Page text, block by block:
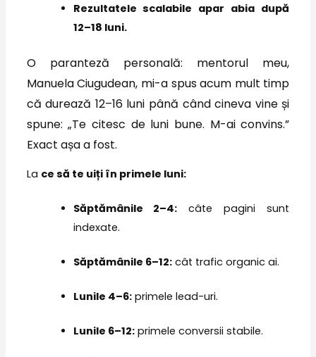
Rezultatele scalabile apar abia după
12–18 luni.
O paranteză personală: mentorul meu,
Manuela Ciugudean, mi-a spus acum mult timp
că durează 12–16 luni până când cineva vine și
spune: „Te citesc de luni bune. M-ai convins.”
Exact așa a fost.
La ce să te uiți în primele luni:
Săptămânile 2–4: câte pagini sunt
indexate.
Săptămânile 6–12:cât trafic organic ai.
Lunile 4–6:primele lead-uri.
Lunile 6–12:primele conversii stabile.